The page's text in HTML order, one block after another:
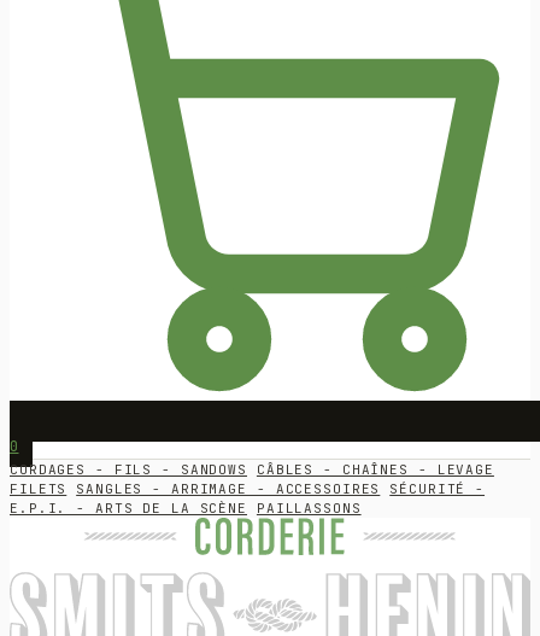
0
CORDAGES - FILS - SANDOWS
CÂBLES - CHAÎNES - LEVAGE
FILETS
SANGLES - ARRIMAGE - ACCESSOIRES
SÉCURITÉ -
E.P.I. - ARTS DE LA SCÈNE
PAILLASSONS